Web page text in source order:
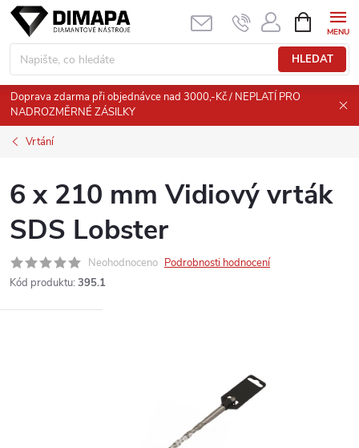
Přejít
obsah
HLEDAT
NÁKUPNÍ
KOŠÍK
Doprava zdarma při objednávce nad 3000,-Kč / NEPLATÍ PRO
NADROZMĚRNÉ ZÁSILKY
Vrtání
6 x 210 mm Vidiový vrták
SDS Lobster
Neohodnoceno Podrobnosti hodnocení
Kód produktu: 395.1